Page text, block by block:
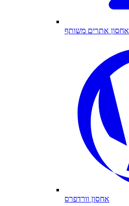
אחסון אתרים משותף
אחסון וורדפרס